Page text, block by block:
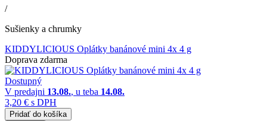
/
Sušienky a chrumky
KIDDYLICIOUS Oplátky banánové mini 4x 4 g
Doprava zdarma
Dostupný
V predajni 13.08., u teba 14.08.
3,20 € s DPH
Pridať do košíka